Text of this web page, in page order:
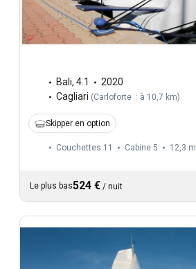
Bali, 4.1
2020
Cagliari (Carloforte : à 10,7 km)
Skipper en option
Couchettes 11 Cabine 5 12,3 m
Le plus bas524 € / nuit